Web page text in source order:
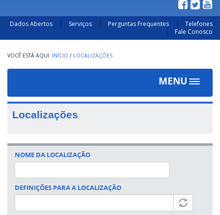
Dados Abertos Serviços Perguntas Frequentes
Telefones
Fale Conosco
INÍCIO / LOCALIZAÇÕES
MENU
Toggle
Localizações
NOME DA LOCALIZAÇÃO
DEFINIÇÕES PARA A LOCALIZAÇÃO